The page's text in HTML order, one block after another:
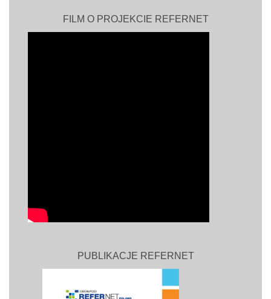
FILM O PROJEKCIE REFERNET
PUBLIKACJE REFERNET